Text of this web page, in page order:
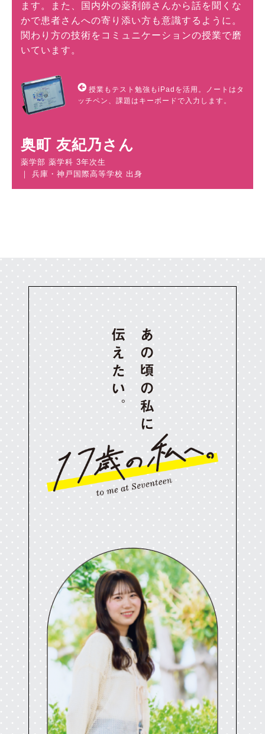
ます。また、国内外の薬剤師さんから話を聞くな
かで患者さんへの寄り添い方も意識するように。
関わり方の技術をコミュニケーションの授業で磨
いています。
授業もテスト勉強もiPadを活用。ノートはタ
ッチペン、課題はキーボードで入力します。
奥町 友紀乃さん
薬学部 薬学科 3年次生
｜ 兵庫・神戸国際高等学校 出身